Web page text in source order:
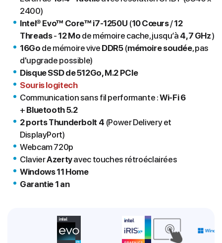
2400)
Intel® Evo™ Core™ i7-1250U (10 Cœurs/12
Threads- 12 Mo de mémoire cache, jusqu‘à 4,7 GHz)
16Go de mémoire vive DDR5(mémoire soudée, pas
d'upgrade possible)
Disque SSD de 512Go, M.2 PCIe
Souris logitech
Communication sans fil performante :Wi-Fi 6
+ Bluetooth 5.2
2 ports Thunderbolt 4 (Power Delivery et
DisplayPort)
Webcam 720p
ClavierAzertyavec touches rétroéclairées
Windows 11 Home
Garantie 1 an